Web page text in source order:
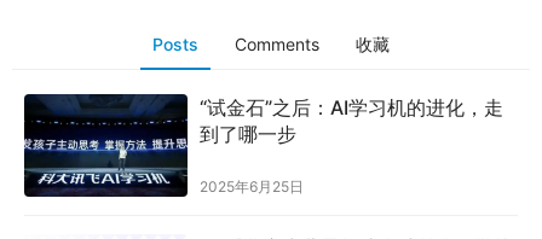
Posts Comments 收藏
“试金石”之后：AI学习机的进化，走
到了哪一步
2025年6月25日